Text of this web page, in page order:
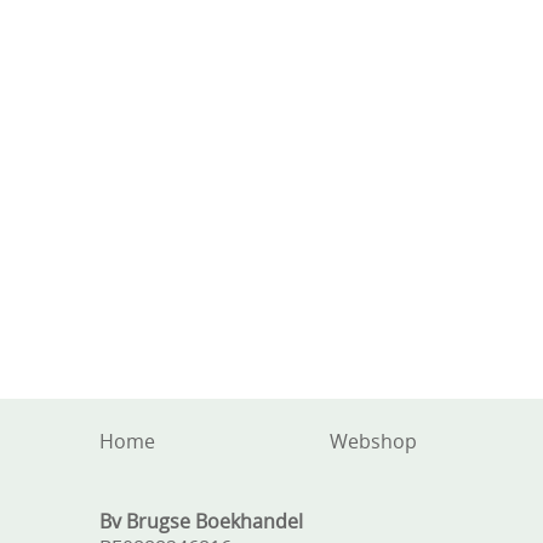
Home Webshop
Bv Brugse Boekhandel